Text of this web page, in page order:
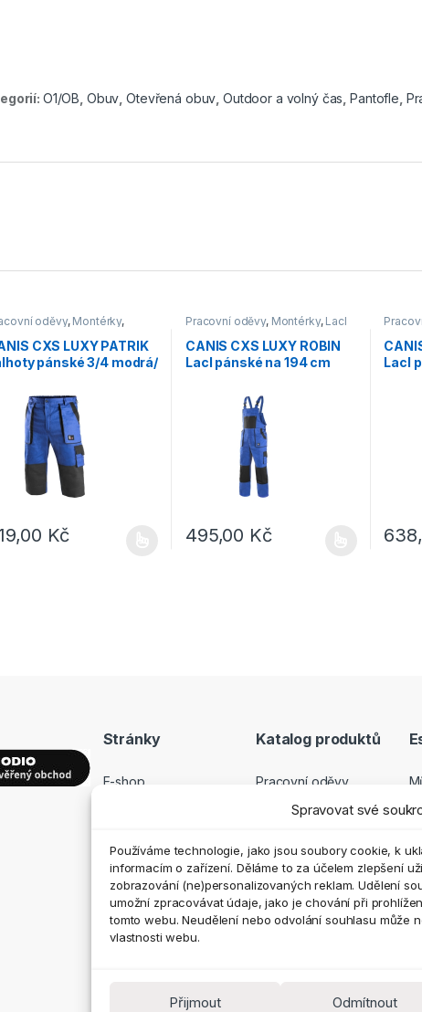
Spravovat své
Používáme technologie, jako jsou soubory cookie, k
informacím o zařízení. Děláme to za účelem zlepšení
zobrazování (ne)personalizovaných reklam. Udělení
umožní zpracovávat údaje, jako je chování při
tomto webu. Neudělení nebo odvolání souhlasu může
vlastnosti webu.
Přijmout Odmítnout
O1/OB Obuv ,Otevřená obuv Outdoor a volný čas ,Pantofle
oděvy, Montérky,
CXS LUXY PATRIK
pánské 3/4 modrá/
Kč
Pracovní oděvy, Montérky, Lacl
CANIS CXS LUXY ROBIN
Lacl pánské na 194 cm
495,00 Kč
Lacl
Stránky
E-shop
Kontakt
Katalog produktů
Pracovní oděvy
Pracovní obuv
Outdoor a volný čas
Doplňky